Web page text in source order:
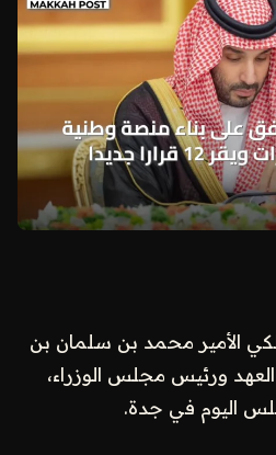
الأمير محمد بن سلمان بن
ورئيس مجلس الوزراء،
اليوم في جدة.